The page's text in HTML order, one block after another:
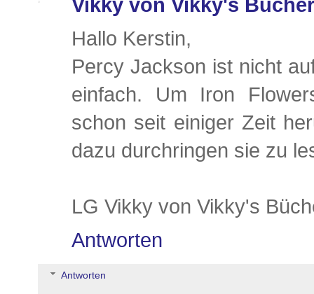
Vikky von Vikky's
Hallo Kerstin,
Percy Jackson ist nicht
einfach. Um Iron
schon seit einiger Zeit
dazu durchringen sie zu
LG Vikky von Vikky's
Antworten
Antworten